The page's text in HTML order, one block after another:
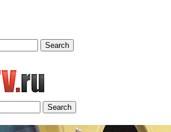
Search
Search